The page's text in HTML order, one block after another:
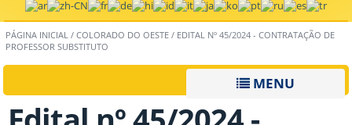
PÁGINA INICIAL / COLORADO DO OESTE / EDITAL Nº 45/2024 - CONTRATAÇÃO DE
PROFESSOR SUBSTITUTO
MENU